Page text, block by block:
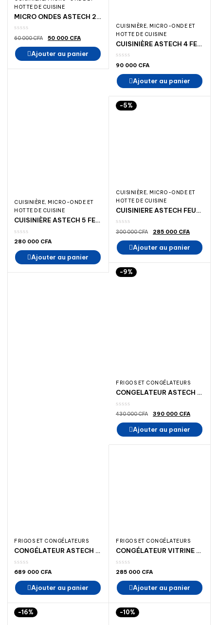
HOTTE DE CUISINE
MICRO ONDES ASTECH 20 LITRES
60 000CFA Le
prix
initial
était :
50 000 CFA
actuel
est :
Ajouter au panier
CUISINIÈRE, MICRO-ONDE ET
HOTTE DE CUISINE
CUISINIÈRE ASTECH 4 FEUX INOX 50/50
90 000 CFA
Ajouter au panier
CUISINIÈRE, MICRO-ONDE ET
HOTTE DE CUISINE
CUISINIÈRE ASTECH 5 FEUX INOX
280 000 CFA
Ajouter au panier
-5%
CUISINIÈRE, MICRO-ONDE ET
HOTTE DE CUISINE
CUISINIERE ASTECH FEUX 90/60 TORNO PROCHE
300 000CFA Le
prix
initial
était :
285 000 CFA
actuel
est :
285
Ajouter au panier
-9%
FRIGOS ET CONGÉLATEURS
CONGELATEUR ASTECH CH 700S
430 000CFA Le
prix
initial
était :
390 000 CFA
actuel
est :
390
Ajouter au panier
FRIGOS ET CONGÉLATEURS
CONGÉLATEUR ASTECH CH 920S TRÈS GRANDE
689 000 CFA
Ajouter au panier
FRIGOS ET CONGÉLATEURS
CONGÉLATEUR VITRINE ASTECH FHV 400 LITRES
285 000 CFA
Ajouter au panier
-16% -10%